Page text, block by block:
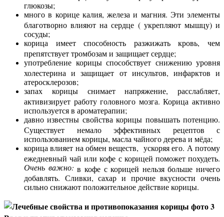
глюкозы;
много в корице калия, железа и магния. Эти элементы
благотворно влияют на сердце ( укрепляют мышцу) и
сосуды;
корица имеет способность разжижать кровь, чем
препятствует тромбозам и защищает сердце;
употребление корицы способствует снижению уровня
холестерина и защищает от инсультов, инфарктов и
атеросклерозов;
запах корицы снимает напряжение, расслабляет,
активизирует работу головного мозга. Корица активно
используется в ароматерапии;
давно известны свойства корицы повышать потенцию.
Существует немало эффективных рецептов с
использованием корицы, масла чайного дерева и мёда;
корица влияет на обмен веществ, ускоряя его. А потому
ежедневный чай или кофе с корицей поможет похудеть.
Очень важно: в кофе с корицей нельзя больше ничего
добавлять. Сливки, сахар и прочие вкусности очень
сильно снижают положительное действие корицы.